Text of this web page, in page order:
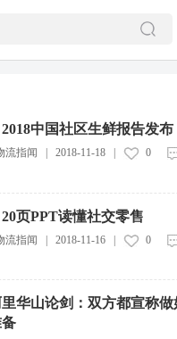
中国社区生鲜报告发布
流指闻 2018-11-18| 0
页PPT读懂社交零售
流指闻 | 2018-11-16| 0
华山论剑：双方都宣称做